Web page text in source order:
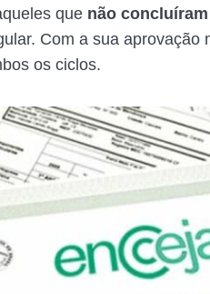
que não concluíram
Com a sua aprovação
os ciclos.